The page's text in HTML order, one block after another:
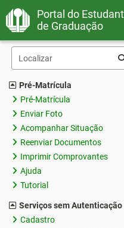
Portal do
de Graduação
Pré-Matrícula
Pré-Matrícula
Enviar Foto
Acompanhar Situação
Reenviar Documentos
Imprimir Comprovantes
Ajuda
Tutorial
Serviços sem Autenticação
Cadastro